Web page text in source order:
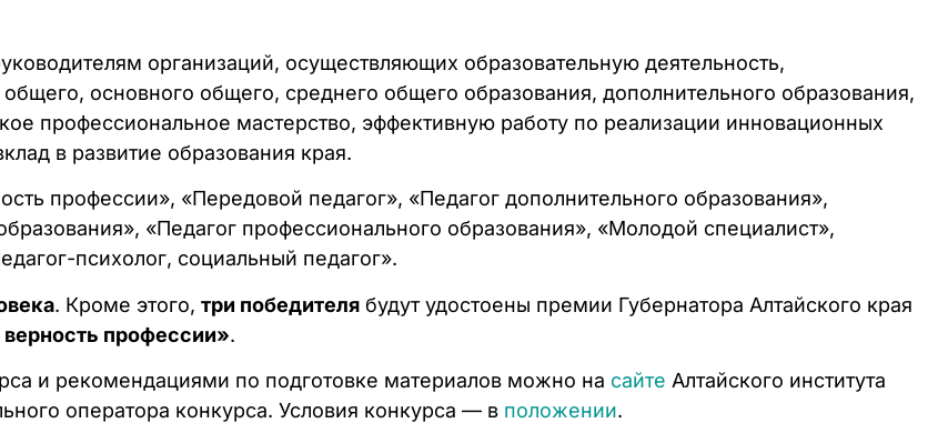
организаций, осуществляющих образовательную деятельность,
основного общего, среднего общего образования, дополнительного образования,
профессиональное мастерство, эффективную работу по реализации инновационных
в развитие образования края.
профессии», «Передовой педагог», «Педагог дополнительного образования»,
«Педагог профессионального образования», «Молодой специалист»,
психолог, социальный педагог».
. Кроме этого, три победителя будут удостоены премии Губернатора Алтайского края
верность профессии».
и рекомендациями по подготовке материалов можно на сайте Алтайского института
оператора конкурса. Условия конкурса — в положении.